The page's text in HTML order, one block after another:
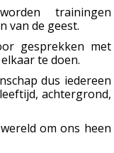
trainingen
van de geest.
gesprekken met
te doen.
dus iedereen
achtergrond,
om ons heen